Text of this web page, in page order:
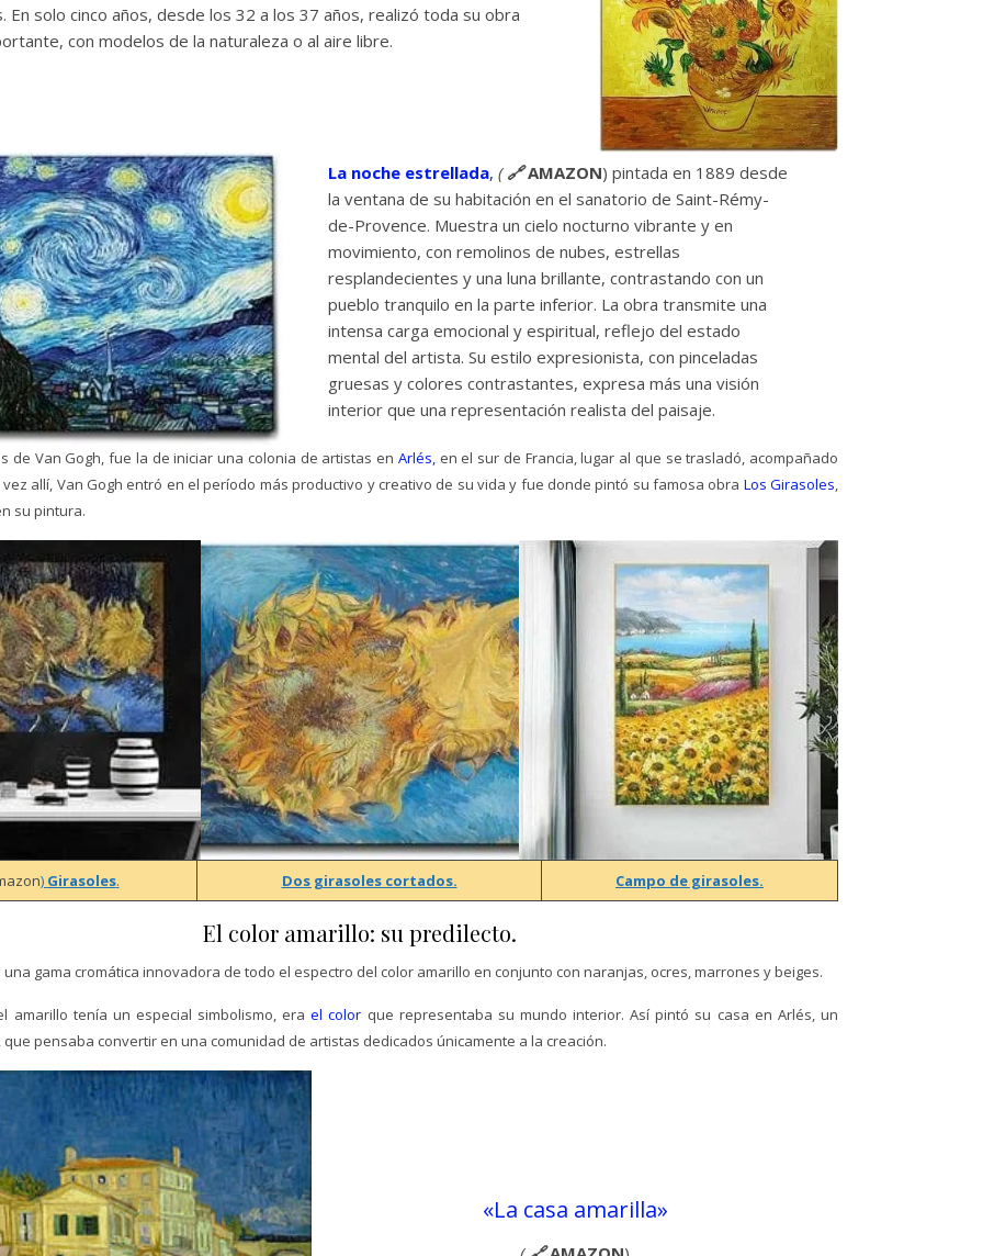
En solo cinco años, desde los 32 a los 37 años, realizó toda su obra
con modelos de la naturaleza o al aire libre.
La noche estrellada, (🔗 AMAZON) pintada en 1889 desde
la ventana de su habitación en el sanatorio de Saint-Rémy-
de-Provence. Muestra un cielo nocturno vibrante y en
movimiento, con remolinos de nubes, estrellas
resplandecientes y una luna brillante, contrastando con un
pueblo tranquilo en la parte inferior. La obra transmite una
intensa carga emocional y espiritual, reflejo del estado
mental del artista. Su estilo expresionista, con pinceladas
gruesas y colores contrastantes, expresa más una visión
interior que una representación realista del paisaje.
de Van Gogh, fue la de iniciar una colonia de artistas en Arlés,en el sur de Francia, lugar al que se trasladó, acompañado
allí, Van Gogh entró en el período más productivo y creativo de su vida y fue donde pintó su famosa obra Los Girasoles,
su pintura.
) Girasoles. Dos girasoles cortados. Campo de girasoles.
El color amarillo: su predilecto.
una gama cromática innovadora de todo el espectro del color amarillo en conjunto con naranjas, ocres, marrones y beiges.
amarillo tenía un especial simbolismo, erael color que representaba su mundo interior. Así pintó su casa en Arlés, un
pensaba convertir en una comunidad de artistas dedicados únicamente a la creación.
«La casa amarilla»